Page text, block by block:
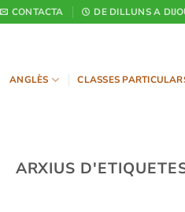
CONTACTA DE DILLUNS A
ANGLÈS CLASSES
ARXIUS